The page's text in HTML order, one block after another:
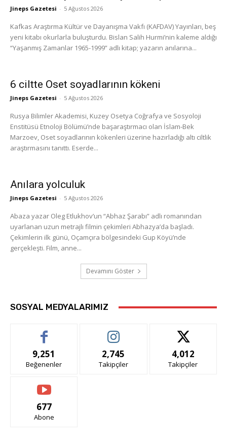
Jineps Gazetesi - 5 Ağustos 2026
Kafkas Araştırma Kültür ve Dayanışma Vakfı (KAFDAV) Yayınları, beş
yeni kitabı okurlarla buluşturdu. Bislan Salih Hurmi’nin kaleme aldığı
“Yaşanmış Zamanlar 1965-1999” adlı kitap; yazarın anılarına...
6 ciltte Oset soyadlarının kökeni
Jineps Gazetesi - 5 Ağustos 2026
Rusya Bilimler Akademisi, Kuzey Osetya Coğrafya ve Sosyoloji
Enstitüsü Etnoloji Bölümü’nde başaraştırmacı olan İslam-Bek
Marzoev, Oset soyadlarının kökenleri üzerine hazırladığı altı ciltlik
araştırmasını tanıttı. Eserde...
Anılara yolculuk
Jineps Gazetesi - 5 Ağustos 2026
Abaza yazar Oleg Etlukhov’un “Abhaz Şarabı” adlı romanından
uyarlanan uzun metrajlı filmin çekimleri Abhazya’da başladı.
Çekimlerin ilk günü, Oçamçıra bölgesindeki Gup Köyü’nde
gerçekleşti. Film, anne...
Devamını Göster
SOSYAL MEDYALARIMIZ
9,251
Beğenenler
2,745
Takipçiler
4,012
Takipçiler
677
Abone